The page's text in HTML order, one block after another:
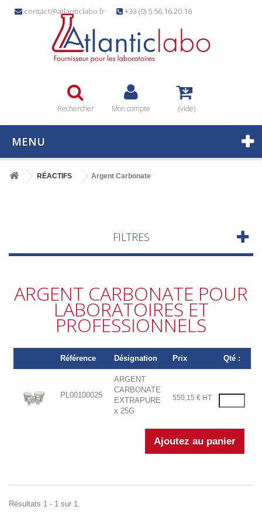
contact@atlanticlabo.fr +33 (0) 5.56.16.20.16
Rechercher Mon compte (vide)
MENU
RÉACTIFS Argent Carbonate
FILTRES
ARGENT CARBONATE POUR
LABORATOIRES ET
PROFESSIONNELS
Référence Désignation Prix Qté :
PL00100025
ARGENT
CARBONATE
EXTRAPURE
x 25G
550,15 € HT
Résultats 1 - 1 sur 1.